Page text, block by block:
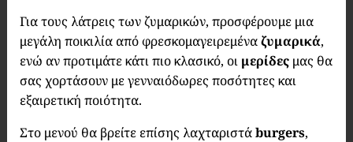
Για τους λάτρεις των ζυμαρικών, προσφέρουμε μια
μεγάλη ποικιλία από φρεσκομαγειρεμέναζυμαρικά,
ενώ αν προτιμάτε κάτι πιο κλασικό, οι μερίδεςμας θα
σας χορτάσουν με γενναιόδωρες ποσότητες και
εξαιρετική ποιότητα.
Στο μενού θα βρείτε επίσης λαχταριστάburgers,